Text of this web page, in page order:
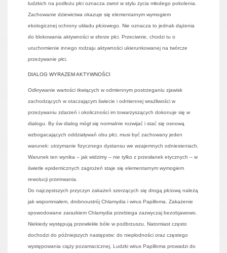
ludzkich na podłożu płci oznacza zwrot w stylu życia młodego pokolenia.
Zachowanie dziewictwa okazuje się elementarnym wymogiem
ekologicznej ochrony układu płciowego. Nie oznacza to jednak dążenia
do blokowania aktywności w sferze płci. Przeciwnie, chodzi tu o
uruchomienie innego rodzaju aktywności ukierunkowanej na twórcze
przeżywanie płci.
DIALOG WYRAZEM AKTYWNOŚCI
Odkrywanie wartości tkwiących w odmiennym postrzeganiu zjawisk
zachodzących w otaczającym świecie i odmiennej wrażliwości w
przeżywaniu zdarzeń i okoliczności im towarzyszących dokonuje się w
dialogu. By ów dialog mógł się normalnie rozwijać i stać się osnową
wzbogacających oddziaływań obu płci, musi być zachowany jeden
warunek: utrzymanie fizycznego dystansu we wzajemnych odniesieniach.
Warunek ten wynika – jak widzimy – nie tylko z przesłanek etycznych – w
świetle epidemicznych zagrożeń staje się elementarnym wymogiem
rewolucji przetrwania.
Do najczęstszych przyczyn zakażeń szerzących się drogą płciową należą
jak wspomniałem, drobnoustrój Chlamydia i wirus Papilloma. Zakażenie
spowodowane zarazkiem Chlamydia przebiega zazwyczaj bezobjawowo.
Niekiedy występują przewlekłe bóle w podbrzuszu. Natomiast często
dochodzi do późniejszych następstw: do niepłodności oraz częstego
występowania ciąży pozamacicznej. Ludzki wirus Papilloma prowadzi do